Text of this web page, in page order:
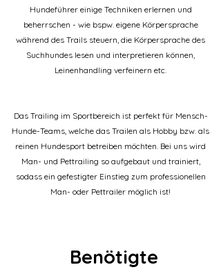
Hundeführer einige Techniken erlernen und
beherrschen - wie bspw. eigene Körpersprache
während des Trails steuern, die Körpersprache des
Suchhundes lesen und interpretieren können,
Leinenhandling verfeinern etc.
Das Trailing im Sportbereich ist perfekt für Mensch-
Hunde-Teams, welche das Trailen als Hobby bzw. als
reinen Hundesport betreiben möchten. Bei uns wird
Man- und Pettrailing so aufgebaut und trainiert,
sodass ein gefestigter Einstieg zum professionellen
Man- oder Pettrailer möglich ist!
Benötigte